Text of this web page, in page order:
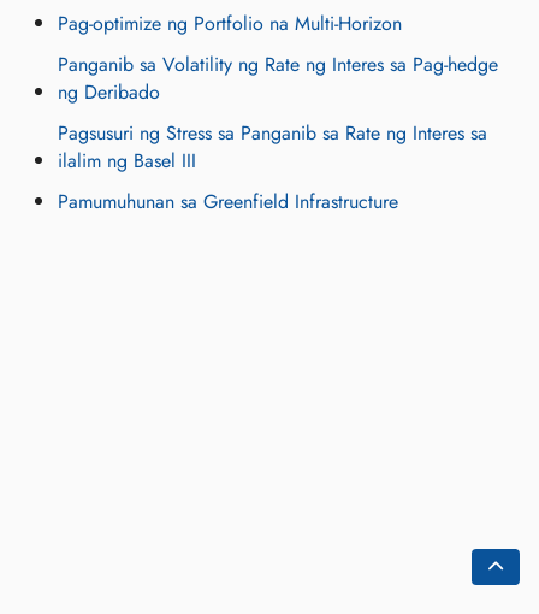
Pag-optimize ng Portfolio na Multi-Horizon
Panganib sa Volatility ng Rate ng Interes sa Pag-hedge
ng Deribado
Pagsusuri ng Stress sa Panganib sa Rate ng Interes sa
ilalim ng Basel III
Pamumuhunan sa Greenfield Infrastructure